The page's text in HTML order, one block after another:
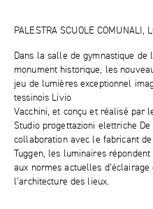
PALESTRA SCUOLE COMUNALI,
Dans la salle de gymnastique de
monument historique, les
jeu de lumières exceptionnel
tessinois Livio
Vacchini, et conçu et réalisé par
Studio progettazioni elettriche
collaboration avec le fabricant
Tuggen, les luminaires répondent
aux normes actuelles
l’architecture des lieux.